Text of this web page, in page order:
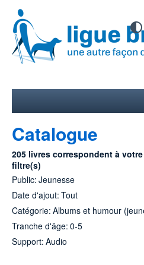
Catalogue
205 livres correspondent à
filtre(s)
Public: Jeunesse
Date d'ajout: Tout
Catégorie: Albums et humour
Tranche d'âge: 0-5
Support: Audio